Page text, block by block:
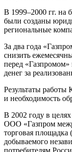
В 1999–2000 гг. на
были созданы
региональные
За два года
снизить
перед «Газпромом»
денег за
Результаты работы
и необходимость
В 2002 году в целях
ООО «Газпром
торговая
добываемого
потребителям